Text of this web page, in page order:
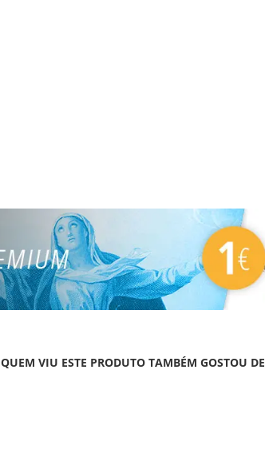
QUEM VIU ESTE PRODUTO TAMBÉM GOSTOU DE